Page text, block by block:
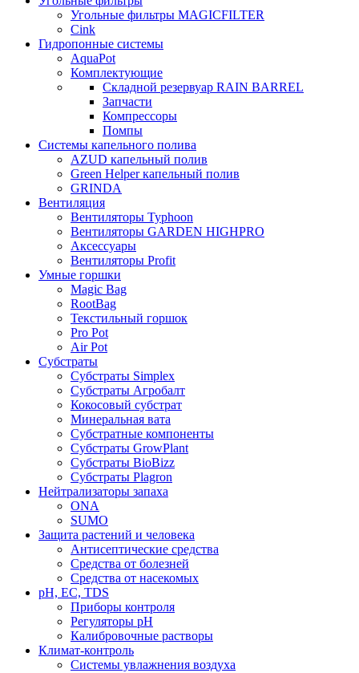
Угольные фильтры MAGICFILTER
Cink
Гидропонные системы
AquaPot
Комплектующие
Складной резервуар RAIN BARREL
Запчасти
Компрессоры
Помпы
Системы капельного полива
AZUD капельный полив
Green Helper капельный полив
GRINDA
Вентиляция
Вентиляторы Typhoon
Вентиляторы GARDEN HIGHPRO
Аксессуары
Вентиляторы Profit
Умные горшки
Magic Bag
RootBag
Текстильный горшок
Pro Pot
Air Pot
Субстраты
Субстраты Simplex
Субстраты Агробалт
Кокосовый субстрат
Минеральная вата
Субстратные компоненты
Субстраты GrowPlant
Субстраты BioBizz
Субстраты Plagron
Нейтрализаторы запаха
ONA
SUMO
Защита растений и человека
Антисептические средства
Средства от болезней
Средства от насекомых
pH, EC, TDS
Приборы контроля
Регуляторы pH
Калибровочные растворы
Климат-контроль
Системы увлажнения воздуха